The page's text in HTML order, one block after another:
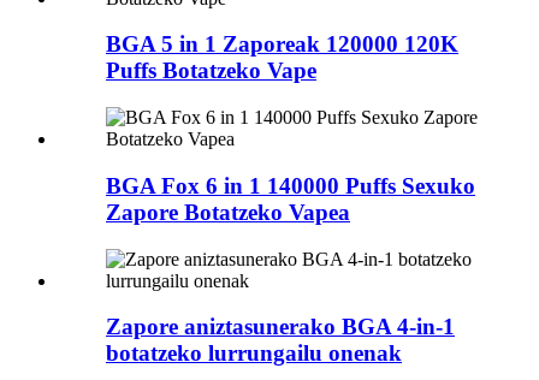
BGA 5 in 1 Zaporeak 120000 120K
Puffs Botatzeko Vape
BGA Fox 6 in 1 140000 Puffs Sexuko
Zapore Botatzeko Vapea
Zapore aniztasunerako BGA 4-in-1
botatzeko lurrungailu onenak